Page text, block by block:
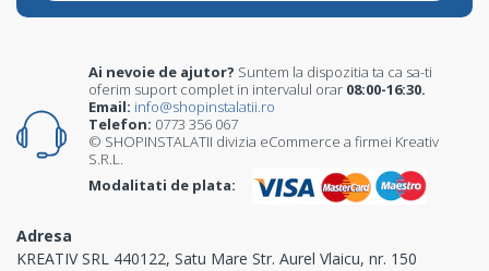
Ai nevoie de ajutor? Suntem la dispozitia ta ca sa-ti
oferim suport complet in intervalul orar 08:00-16:30.
Email: info@shopinstalatii.ro
Telefon: 0773 356 067
© SHOPINSTALATII divizia eCommerce a firmei Kreativ
S.R.L.
Modalitati de plata:
Adresa
KREATIV SRL 440122, Satu Mare Str. Aurel Vlaicu, nr. 150